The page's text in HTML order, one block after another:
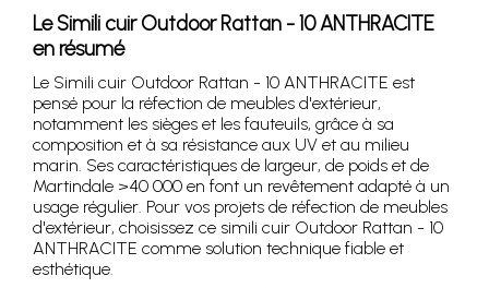
Le Simili cuir Outdoor Rattan - 10 ANTHRACITE
en résumé
Le Simili cuir Outdoor Rattan - 10 ANTHRACITE est
pensé pour la réfection de meubles d'extérieur,
notamment les sièges et les fauteuils, grâce à sa
composition et à sa résistance aux UV et au milieu
marin. Ses caractéristiques de largeur, de poids et de
Martindale >40 000 en font un revêtement adapté à un
usage régulier. Pour vos projets de réfection de meubles
d'extérieur, choisissez ce simili cuir Outdoor Rattan - 10
ANTHRACITE comme solution technique fiable et
esthétique.